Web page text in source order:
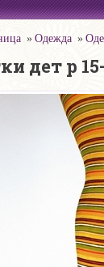
Одежда
дет р